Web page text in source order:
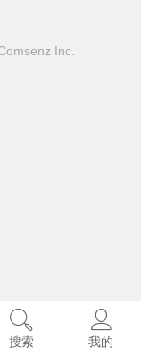
Inc.
搜索 我的